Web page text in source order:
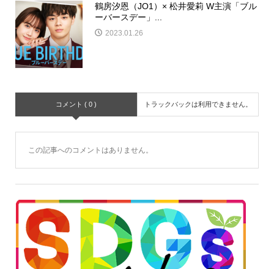
鶴房汐恩（JO1）× 松井愛莉 W主演「ブル
ーバースデー」...
2023.01.26
コメント ( 0 ) トラックバックは利用できません。
この記事へのコメントはありません。